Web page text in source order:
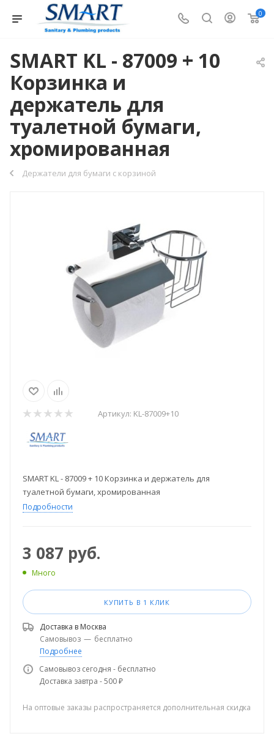
0
SMART KL - 87009 + 10
Корзинка и
держатель для
туалетной бумаги,
хромированная
Держатели для бумаги с корзиной
Артикул: KL-87009+10
SMART KL - 87009 + 10 Корзинка и держатель для
туалетной бумаги, хромированная
Подробности
3 087 руб.
Много
КУПИТЬ В 1 КЛИК
Доставка в Москва
Самовывоз — бесплатно
Подробнее
Самовывоз сегодня - бесплатно
Доставка завтра - 500 ₽
На оптовые заказы распространяется дополнительная скидка